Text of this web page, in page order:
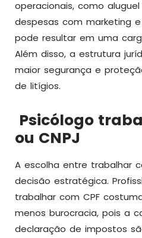
operacionais, como
despesas com marketing
pode resultar em uma
Além disso, a estrutura
maior segurança e
de litígios.
Psicólogo
ou CNPJ
A escolha entre trabalhar
decisão estratégica.
trabalhar com CPF
menos burocracia, pois a
declaração de impostos